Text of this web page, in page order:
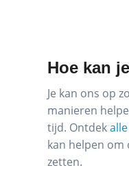
Hoe kan
Je kan ons op
manieren
tijd. Ontdek
kan helpen om
zetten.